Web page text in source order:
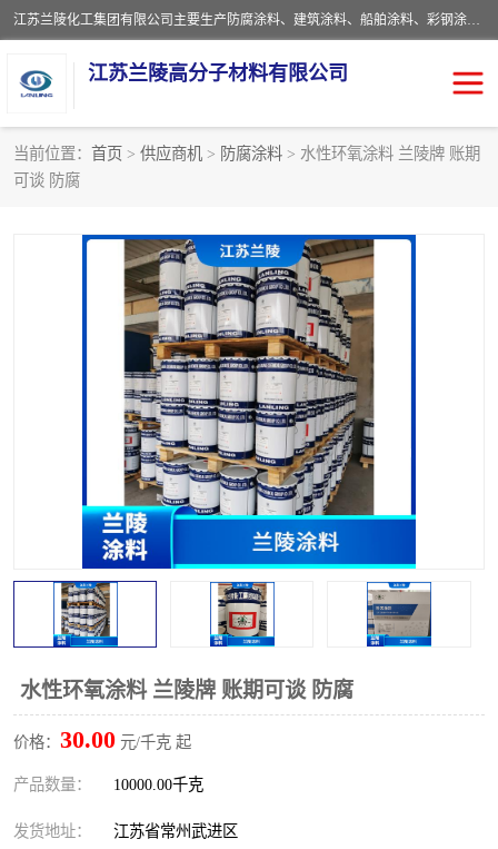
江苏兰陵化工集团有限公司主要生产防腐涂料、建筑涂料、船舶涂料、彩钢涂料、粉末涂料五大类产品，具备10 万吨年生产能力，可以提供优质精良的涂装施工服务，产品广销全国各地，大量出口亚非欧及拉美等国家。
江苏兰陵高分子材料有限公司
当前位置： 首页 > 供应商机 > 防腐涂料 > 水性环氧涂料 兰陵牌 账期
可谈 防腐
水性环氧涂料 兰陵牌 账期可谈 防腐
价格： 30.00 元/千克 起
产品数量： 10000.00千克
发货地址： 江苏省常州武进区
防腐涂料
地坪涂料 内外墙涂料
风电专用涂料
粉末涂料
流体机械专用涂料